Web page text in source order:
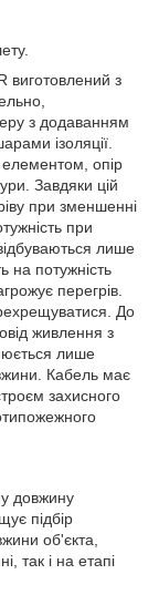
виготовлений з
з додаванням
ізоляції.
опір
Завдяки цій
при зменшенні
при
лише
на потужність
перегрів.
До
живлення з
лише
Кабель має
захисного
довжину
підбір
об'єкта,
так і на етапі